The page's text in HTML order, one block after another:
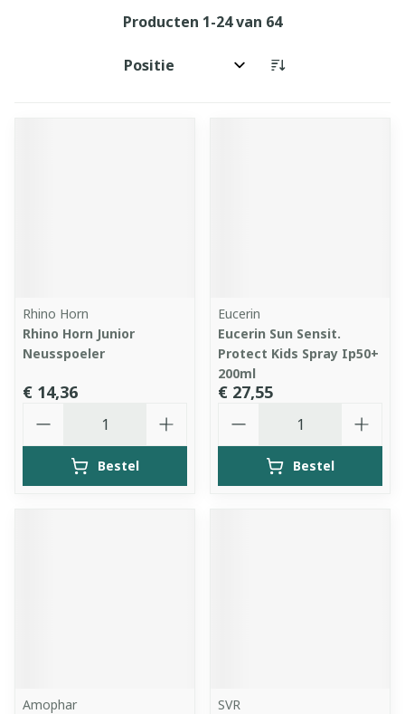
Producten 1-24van 64
Sorteer op:
Rhino Horn
Rhino Horn Junior
Neusspoeler
€ 14,36
Bestel
Eucerin
Eucerin Sun Sensit.
Protect Kids Spray Ip50+
200ml
€ 27,55
Bestel
Amophar
SVR